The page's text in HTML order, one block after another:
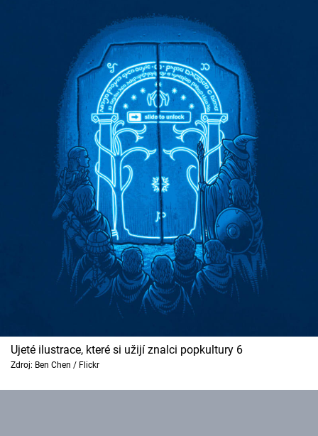
Ujeté ilustrace, které si užijí znalci popkultury 6
Zdroj: Ben Chen / Flickr